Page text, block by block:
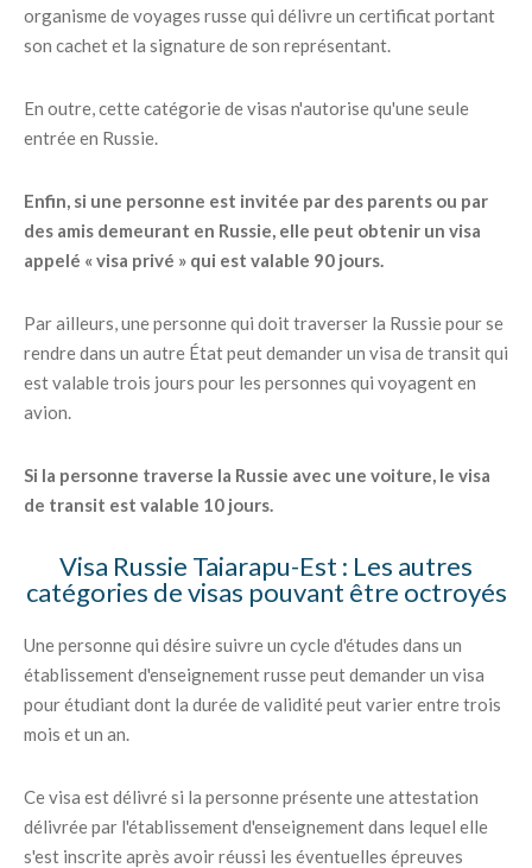
organisme de voyages russe qui délivre un certificat portant
son cachet et la signature de son représentant.
En outre, cette catégorie de visas n'autorise qu'une seule
entrée en Russie.
Enfin, si une personne est invitée par des parents ou par
des amis demeurant en Russie, elle peut obtenir un visa
appelé « visa privé » qui est valable 90 jours.
Par ailleurs, une personne qui doit traverser la Russie pour se
rendre dans un autre État peut demander un visa de transit qui
est valable trois jours pour les personnes qui voyagent en
avion.
Si la personne traverse la Russie avec une voiture, le visa
de transit est valable 10 jours.
Visa Russie Taiarapu-Est : Les autres
catégories de visas pouvant être octroyés
Une personne qui désire suivre un cycle d'études dans un
établissement d'enseignement russe peut demander un visa
pour étudiant dont la durée de validité peut varier entre trois
mois et un an.
Ce visa est délivré si la personne présente une attestation
délivrée par l'établissement d'enseignement dans lequel elle
s'est inscrite après avoir réussi les éventuelles épreuves